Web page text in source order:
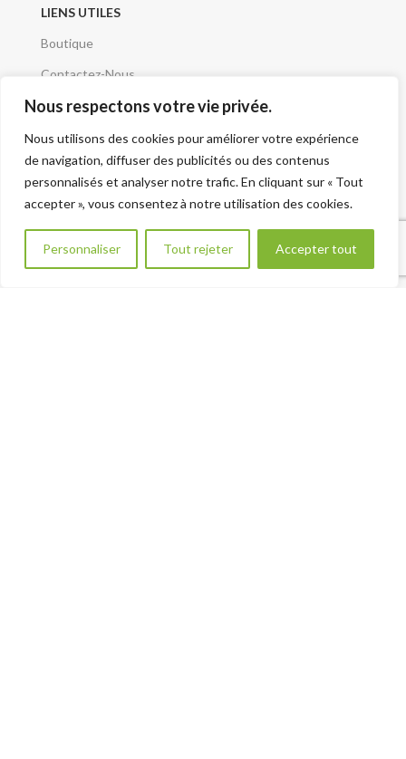
Nous respectons votre vie privée.
Nous utilisons des cookies pour améliorer votre expérience
de navigation, diffuser des publicités ou des contenus
personnalisés et analyser notre trafic. En cliquant sur « Tout
accepter », vous consentez à notre utilisation des cookies.
Personnaliser Tout rejeter Accepter tout
LIENS UTILES
Boutique
Contactez-Nous
Demande de devis
Mentions Légales
Conditions Générales
Qui sommes nous
A Propos
Plan du site - Sitemap
VOTRE PROJET
Besoin d aide ?